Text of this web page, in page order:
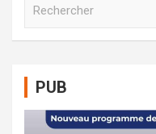
c
PUB